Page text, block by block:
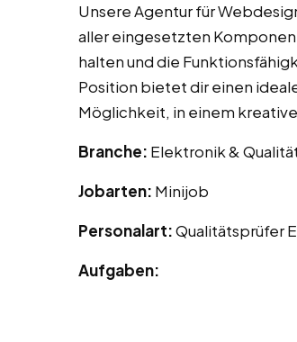
Unsere Agentur für
aller eingesetzten
halten und die
Position bietet dir einen
Möglichkeit, in einem
Branche: Elektronik &
Jobarten: Minijob
Personalart:Qualitätsprüfer
Aufgaben: